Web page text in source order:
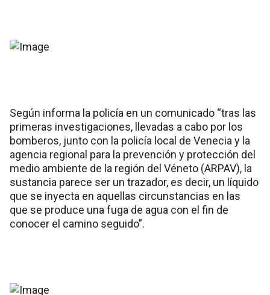
Según informa la policía en un comunicado “tras las
primeras investigaciones, llevadas a cabo por los
bomberos, junto con la policía local de Venecia y la
agencia regional para la prevención y protección del
medio ambiente de la región del Véneto (ARPAV), la
sustancia parece ser un trazador, es decir, un líquido
que se inyecta en aquellas circunstancias en las
que se produce una fuga de agua con el fin de
conocer el camino seguido”.